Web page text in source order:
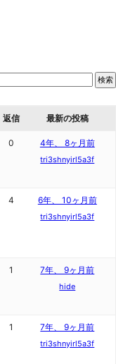
返信 最新の投稿
0 4年、 8ヶ月前
tri3shnyirl5a3f
4 6年、 10ヶ月前
tri3shnyirl5a3f
1 7年、 9ヶ月前
hide
1 7年、 9ヶ月前
tri3shnyirl5a3f